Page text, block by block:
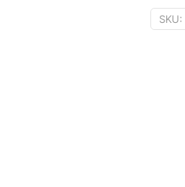
SKU: